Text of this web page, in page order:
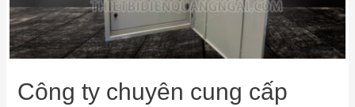
Công ty chuyên cung cấp